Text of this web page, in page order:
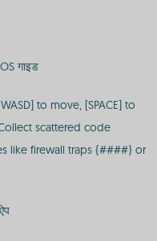
गाइड
to move, [SPACE] to
scattered code
like firewall traps {####} or